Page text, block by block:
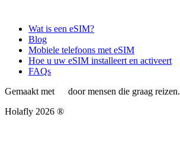
Wat is een eSIM?
Blog
Mobiele telefoons met eSIM
Hoe u uw eSIM installeert en activeert
FAQs
Gemaakt met
door mensen die graag reizen.
Holafly 2026 ®